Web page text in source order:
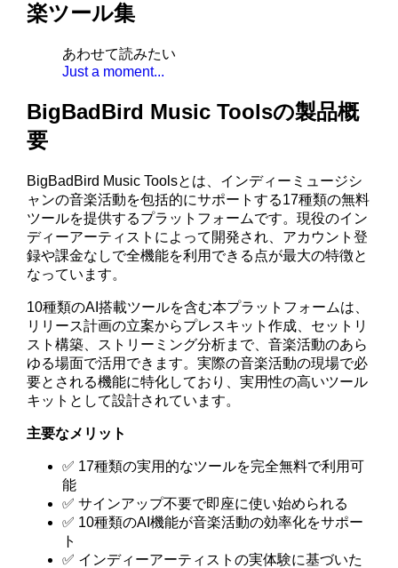
楽ツール集
あわせて読みたい
Just a moment...
BigBadBird Music Toolsの製品概
要
BigBadBird Music Toolsとは、インディーミュージシ
ャンの音楽活動を包括的にサポートする17種類の無料
ツールを提供するプラットフォームです。現役のイン
ディーアーティストによって開発され、アカウント登
録や課金なしで全機能を利用できる点が最大の特徴と
なっています。
10種類のAI搭載ツールを含む本プラットフォームは、
リリース計画の立案からプレスキット作成、セットリ
スト構築、ストリーミング分析まで、音楽活動のあら
ゆる場面で活用できます。実際の音楽活動の現場で必
要とされる機能に特化しており、実用性の高いツール
キットとして設計されています。
主要なメリット
✅ 17種類の実用的なツールを完全無料で利用可
能
✅ サインアップ不要で即座に使い始められる
✅ 10種類のAI機能が音楽活動の効率化をサポー
ト
✅ インディーアーティストの実体験に基づいた